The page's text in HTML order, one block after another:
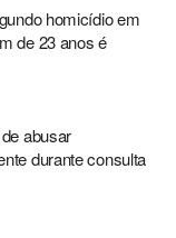
homicídio em
de 23 anos é
abusar
durante consulta